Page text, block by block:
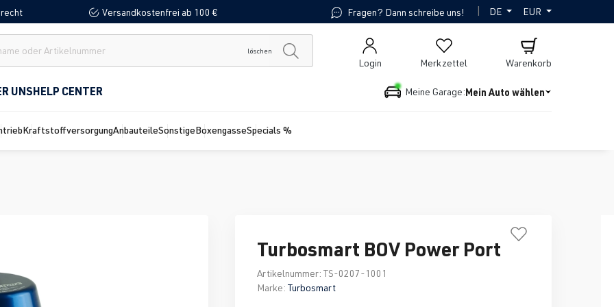
Versandkostenfrei ab 100 € Fragen? Dann schreibe uns! | DE EUR
löschen
Merkzettel
Login Warenkorb
UNSHELP CENTER Meine Garage:Mein Auto wählen
KraftstoffversorgungAnbauteileSonstigeBoxengasseSpecials %
Turbosmart BOV Power Port
Artikelnummer: TS-0207-1001
Marke: Turbosmart